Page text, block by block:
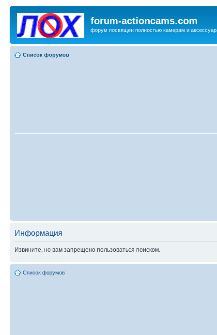
forum-actioncams.com
форум посвящен полностью камерам и
Список форумов
Информация
Извините, но вам запрещено пользоваться поиском.
Список форумов